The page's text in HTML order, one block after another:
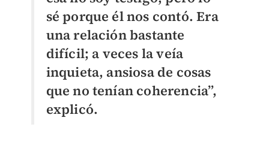
sé porque él nos contó. Era
una relación bastante
difícil; a veces la veía
inquieta, ansiosa de cosas
que no tenían coherencia”,
explicó.